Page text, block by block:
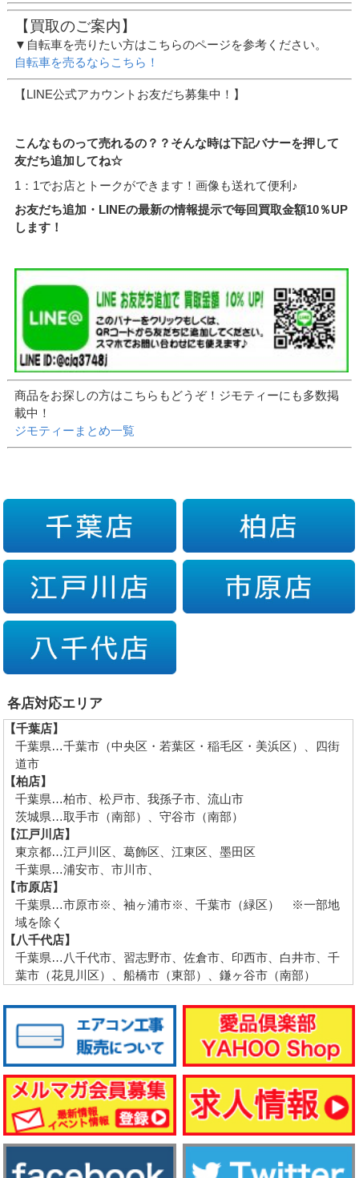
【買取のご案内】
▼自転車を売りたい方はこちらのページを参考ください。
自転車を売るならこちら！
【LINE公式アカウントお友だち募集中！】
こんなものって売れるの？？そんな時は下記バナーを押して
友だち追加してね☆
1：1でお店とトークができます！画像も送れて便利♪
お友だち追加・LINEの最新の情報提示で毎回買取金額10％UP
します！
商品をお探しの方はこちらもどうぞ！ジモティーにも多数掲
載中！
ジモティーまとめ一覧
各店対応エリア
【千葉店】
千葉県…千葉市（中央区・若葉区・稲毛区・美浜区）、四街
道市
【柏店】
千葉県…柏市、松戸市、我孫子市、流山市
茨城県…取手市（南部）、守谷市（南部）
【江戸川店】
東京都…江戸川区、葛飾区、江東区、墨田区
千葉県…浦安市、市川市、
【市原店】
千葉県…市原市※、袖ヶ浦市※、千葉市（緑区） ※一部地
域を除く
【八千代店】
千葉県…八千代市、習志野市、佐倉市、印西市、白井市、千
葉市（花見川区）、船橋市（東部）、鎌ヶ谷市（南部）